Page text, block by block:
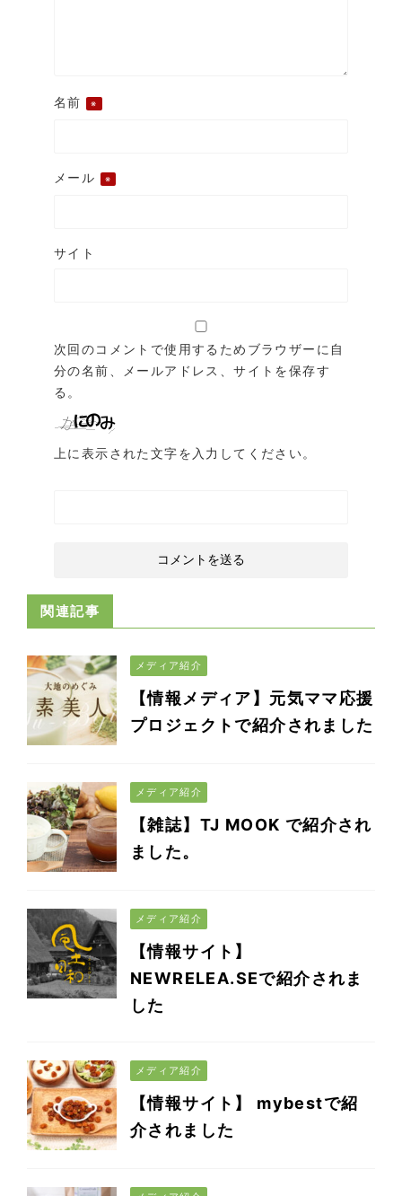
名前 ※
メール ※
サイト
次回のコメントで使用するためブラウザーに自
分の名前、メールアドレス、サイトを保存す
る。
上に表示された文字を入力してください。
関連記事
メディア紹介
【情報メディア】元気ママ応援
プロジェクトで紹介されました
メディア紹介
【雑誌】TJ MOOK で紹介され
ました。
メディア紹介
【情報サイト】
NEWRELEA.SEで紹介されま
した
メディア紹介
【情報サイト】 mybestで紹
介されました